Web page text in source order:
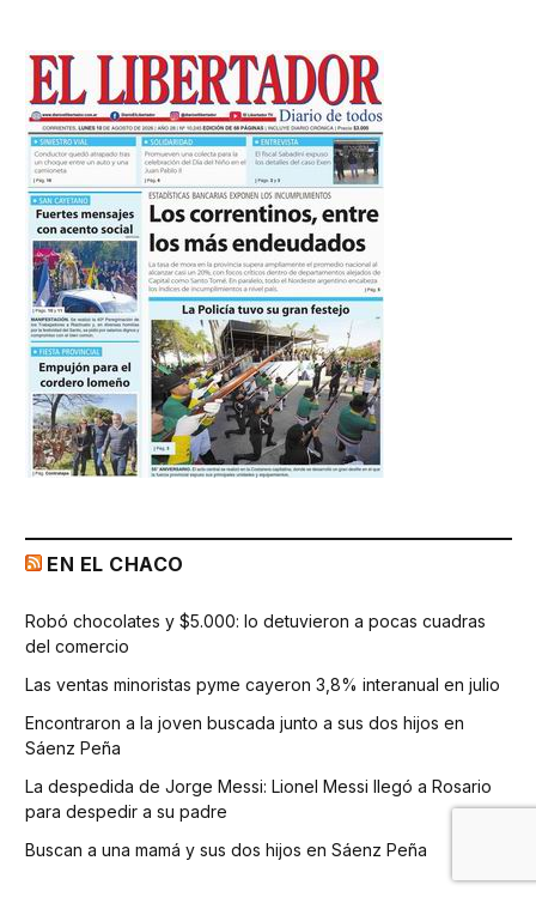
EN EL CHACO
Robó chocolates y $5.000: lo detuvieron a pocas cuadras
del comercio
Las ventas minoristas pyme cayeron 3,8% interanual en julio
Encontraron a la joven buscada junto a sus dos hijos en
Sáenz Peña
La despedida de Jorge Messi: Lionel Messi llegó a Rosario
para despedir a su padre
Buscan a una mamá y sus dos hijos en Sáenz Peña